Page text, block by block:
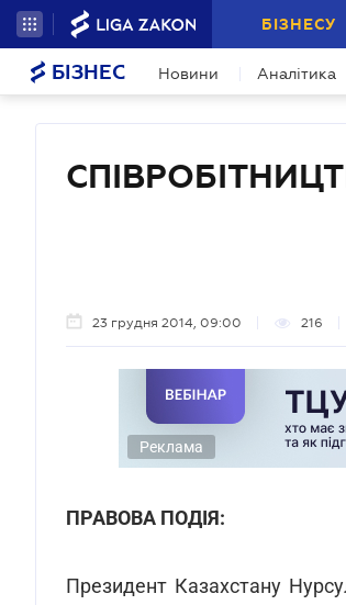
БІЗНЕСУ
БІЗНЕС Новини Аналітика
23 грудня 2014, 09:00 216
Реклама
ПРАВОВА ПОДІЯ:
Президент Казахстану